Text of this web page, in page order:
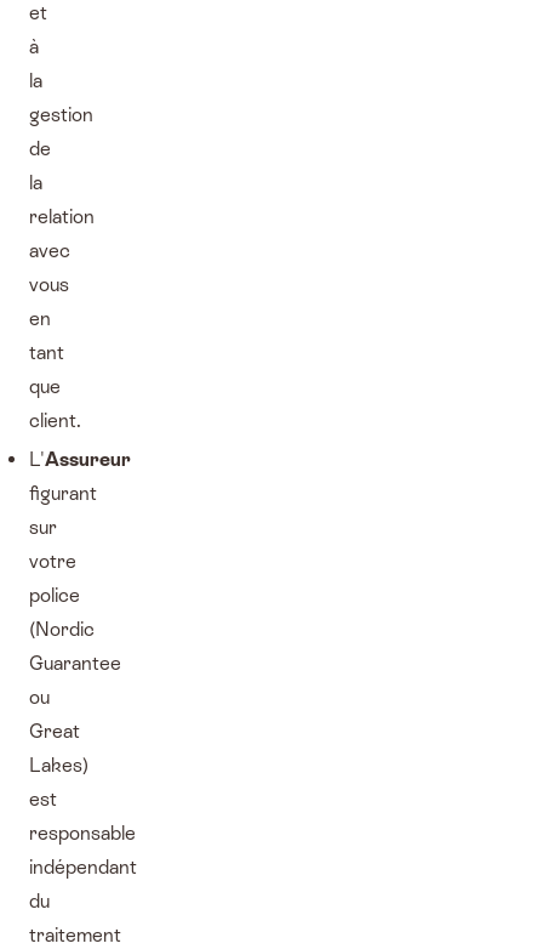
et
à
la
gestion
de
la
relation
avec
vous
en
tant
que
client.
L'Assureur
figurant
sur
votre
police
(Nordic
Guarantee
ou
Great
Lakes)
est
responsable
indépendant
du
traitement